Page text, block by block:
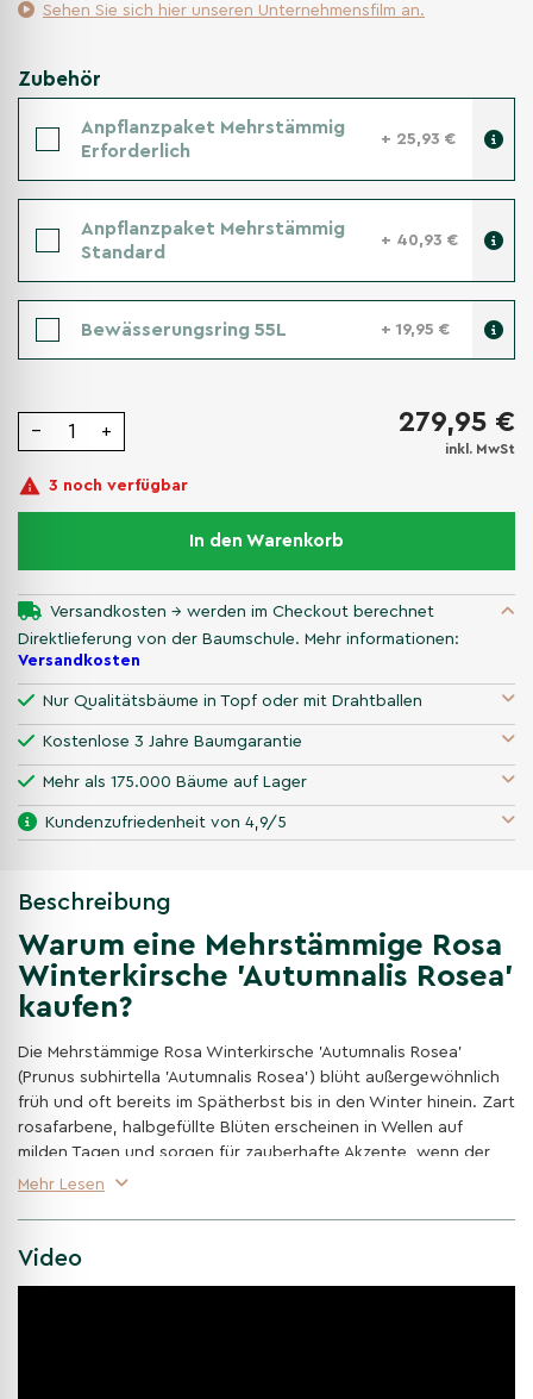
Sehen Sie sich hier unseren Unternehmensfilm an.
Zubehör
Anpflanzpaket Mehrstämmig
Erforderlich
+ 25,93 €
Anpflanzpaket Mehrstämmig
Standard
+ 40,93 €
Bewässerungsring 55L + 19,95 €
− + 279,95 €
inkl. MwSt
3 noch verfügbar
In den Warenkorb
Versandkosten → werden im Checkout berechnet
Direktlieferung von der Baumschule. Mehr informationen:
Versandkosten
Nur Qualitätsbäume in Topf oder mit Drahtballen
Kostenlose 3 Jahre Baumgarantie
Mehr als 175.000 Bäume auf Lager
Kundenzufriedenheit von 4,9/5
Beschreibung
Warum eine Mehrstämmige Rosa
Winterkirsche 'Autumnalis Rosea'
kaufen?
Die Mehrstämmige Rosa Winterkirsche 'Autumnalis Rosea'
(Prunus subhirtella 'Autumnalis Rosea') blüht außergewöhnlich
früh und oft bereits im Spätherbst bis in den Winter hinein. Zart
rosafarbene, halbgefüllte Blüten erscheinen in Wellen auf
milden Tagen und sorgen für zauberhafte Akzente, wenn der
Garten sonst ruht. Als Mehrstamm wirkt sie besonders elegant
Lange Blühzeit von Herbst bis Frühling
Mehr Lesen
Video